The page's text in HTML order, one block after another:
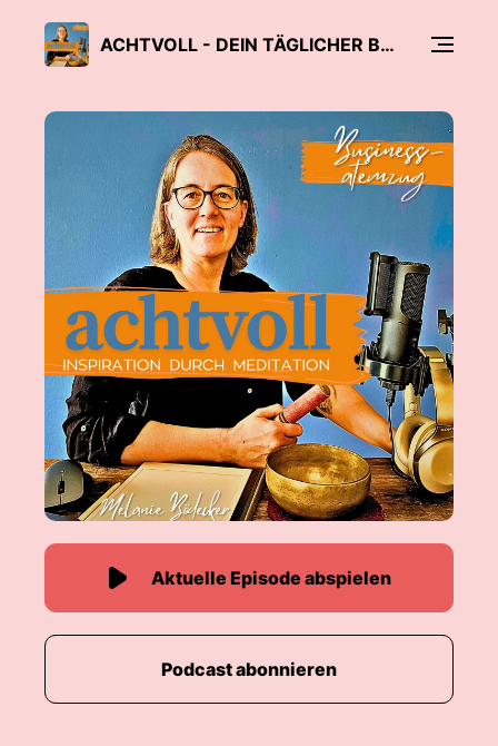
ACHTVOLL - DEIN TÄGLICHER BUSINESS-ATEMZUG
Aktuelle Episode abspielen
Podcast abonnieren